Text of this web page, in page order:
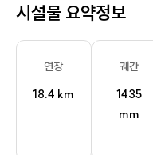
시설물 요약정보
연장
18.4 km
궤간
1435
mm